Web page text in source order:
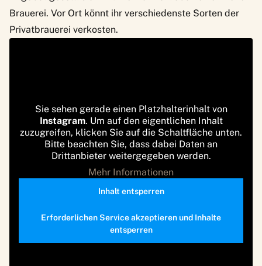
Brauerei. Vor Ort könnt ihr verschiedenste Sorten der
Privatbrauerei verkosten.
Sie sehen gerade einen Platzhalterinhalt von
Instagram. Um auf den eigentlichen Inhalt
zuzugreifen, klicken Sie auf die Schaltfläche unten.
Bitte beachten Sie, dass dabei Daten an
Drittanbieter weitergegeben werden.
Mehr Informationen
Inhalt entsperren
Erforderlichen Service akzeptieren und Inhalte
entsperren